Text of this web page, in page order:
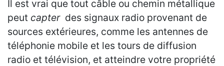
Il est vrai que tout câble ou chemin métallique
peut capterdes signaux radio provenant de
sources extérieures, comme les antennes de
téléphonie mobile et les tours de diffusion
radio et télévision, et atteindre votre propriété